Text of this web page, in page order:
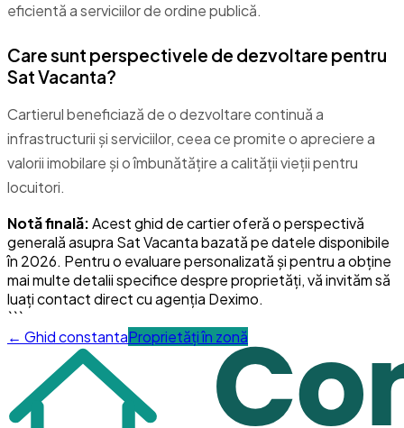
eficientă a serviciilor de ordine publică.
Care sunt perspectivele de dezvoltare pentru
Sat Vacanta?
Cartierul beneficiază de o dezvoltare continuă a
infrastructurii și serviciilor, ceea ce promite o apreciere a
valorii imobilare și o îmbunătățire a calității vieții pentru
locuitori.
Notă finală:Acest ghid de cartier oferă o perspectivă
generală asupra Sat Vacanta bazată pe datele disponibile
în 2026. Pentru o evaluare personalizată și pentru a obține
mai multe detalii specifice despre proprietăți, vă invităm să
luați contact direct cu agenția Deximo.
```
← GhidconstantaProprietăți în zonă